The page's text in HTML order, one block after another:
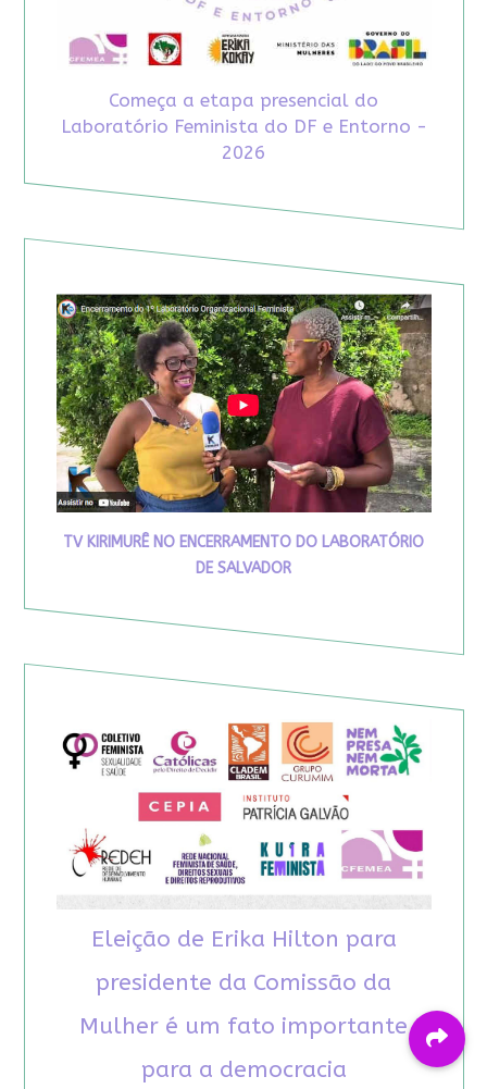
Começa a etapa presencial do
Laboratório Feminista do DF e Entorno -
2026
TV KIRIMURÊ NO ENCERRAMENTO DO LABORATÓRIO
DE SALVADOR
Eleição de Erika Hilton para
presidente da Comissão da
Mulher é um fato importante
para a democracia